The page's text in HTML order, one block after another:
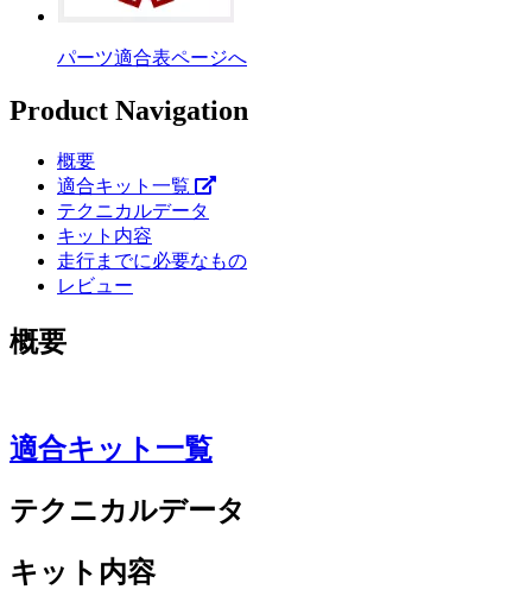
パーツ適合表ページへ
Product Navigation
概要
適合キット一覧
テクニカルデータ
キット内容
走行までに必要なもの
レビュー
概要
適合キット一覧
テクニカルデータ
キット内容